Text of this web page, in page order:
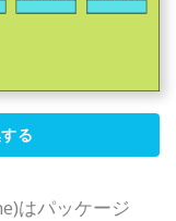
る
はパッケージ